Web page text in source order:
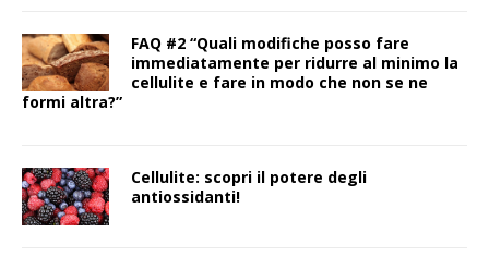
FAQ #2 “Quali modifiche posso fare
immediatamente per ridurre al minimo la
cellulite e fare in modo che non se ne
formi altra?”
Cellulite: scopri il potere degli
antiossidanti!